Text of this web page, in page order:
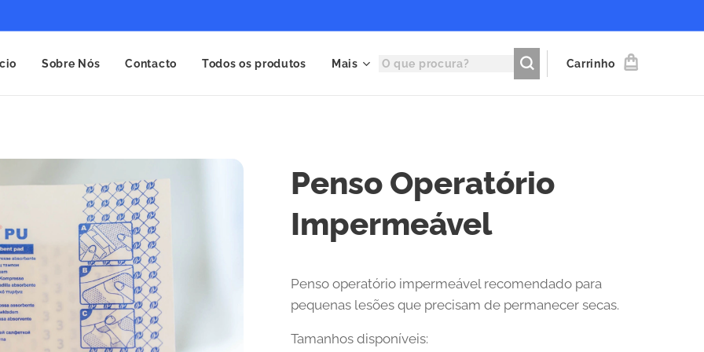
Sobre Nós Contacto Todos os produtos Mais Carrinho
Penso Operatório
Impermeável
Penso operatório impermeável recomendado para
pequenas lesões que precisam de permanecer secas.
Tamanhos disponíveis: